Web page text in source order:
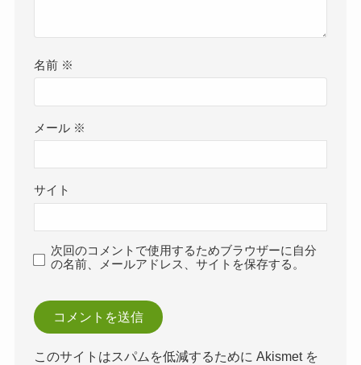
名前 ※
メール ※
サイト
次回のコメントで使用するためブラウザーに自分
の名前、メールアドレス、サイトを保存する。
このサイトはスパムを低減するために Akismet を